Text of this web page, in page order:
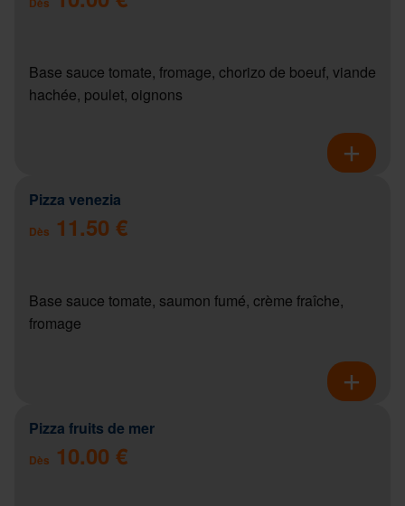
Base sauce tomate, fromage, chorizo de boeuf, viande
hachée, poulet, oignons
Pizza venezia
Dès 11.50 €
Base sauce tomate, saumon fumé, crème fraîche,
fromage
Pizza fruits de mer
Dès 10.00 €